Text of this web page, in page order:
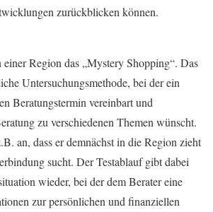
zurückblicken können.
Region das „Mystery Shopping“. Das
Untersuchungsmethode, bei der ein
Beratungstermin vereinbart und
zu verschiedenen Themen wünscht.
an, dass er demnächst in die Region zieht
sucht. Der Testablauf gibt dabei
wieder, bei der dem Berater eine
zur persönlichen und finanziellen